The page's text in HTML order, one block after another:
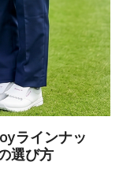
ラインナッ
選び方